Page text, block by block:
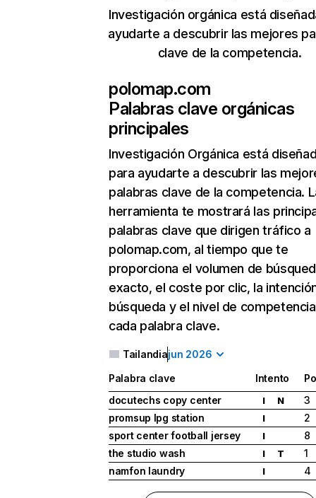
Investigación orgánica está
ayudarte a descubrir las mejores
clave de la competencia.
polomap.com
Palabras clave orgánicas
principales
Investigación Orgánica está
para ayudarte a descubrir las
palabras clave de la competencia.
herramienta te mostrará las
palabras clave que dirigen tráfico a
polomap.com, al tiempo que te
proporciona el volumen de
exacto, el coste por clic, la
búsqueda y el nivel de
cada palabra clave.
Tailandiajun 2026
Palabra clave Intento
docutechs copy center
I N
3
promsup lpg station
I
2
sport center football jersey
I
8
the studio wash
I T
1
namfon laundry
I 4